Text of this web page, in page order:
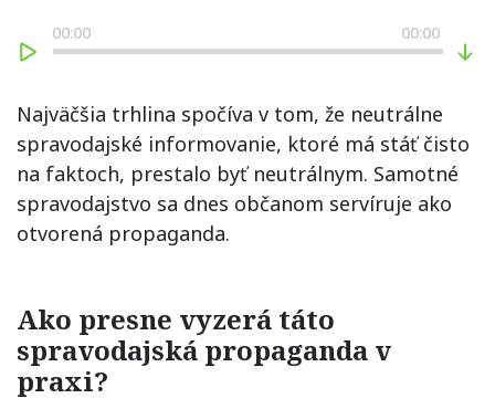
00:00 00:00
Najväčšia trhlina spočíva v tom, že neutrálne
spravodajské informovanie, ktoré má stáť čisto
na faktoch, prestalo byť neutrálnym. Samotné
spravodajstvo sa dnes občanom servíruje ako
otvorená propaganda.
Ako presne vyzerá táto
spravodajská propaganda v
praxi?